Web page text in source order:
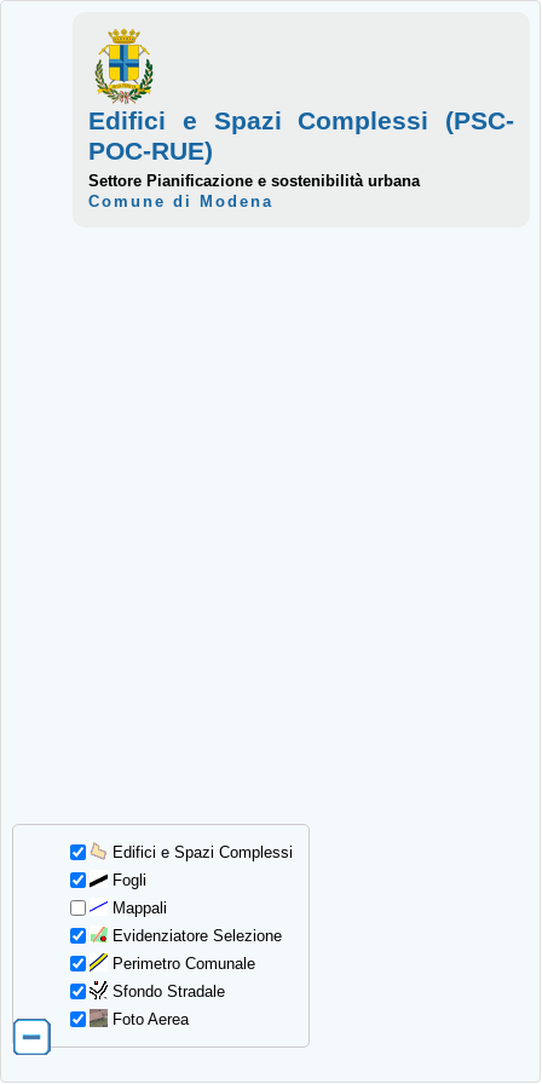
Edifici e Spazi Complessi
Fogli
Mappali
Evidenziatore Selezione
Perimetro Comunale
Sfondo Stradale
Foto Aerea
Edifici e Spazi Complessi (PSC-
POC-RUE)
Settore Pianificazione e sostenibilità urbana
Comune di Modena